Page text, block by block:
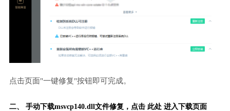
点击页面"一键修复"按钮即可完成。
二、 手动下载msvcp140.dll文件修复， 点击 此处 进入下载页面